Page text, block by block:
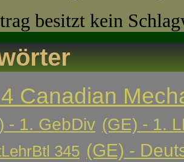
besitzt kein
Canadian
- 1. GebDiv (GE) - 1.
345 (GE) -